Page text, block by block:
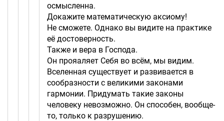
осмысленна.
Докажите математическую аксиому!
Не сможете. Однако вы видите на практике
её достоверность.
Также и вера в Господа.
Он прояаляет Себя во всём, мы видим.
Вселенная существует и развивается в
сообразности с великими законами
гармонии. Придумать такие законы
человеку невозможно. Он способен, вообще-
то, только к разрушению.